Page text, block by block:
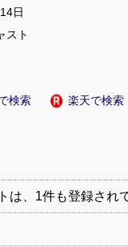
日
スト
検索 楽天で検索
は、1件も登録され